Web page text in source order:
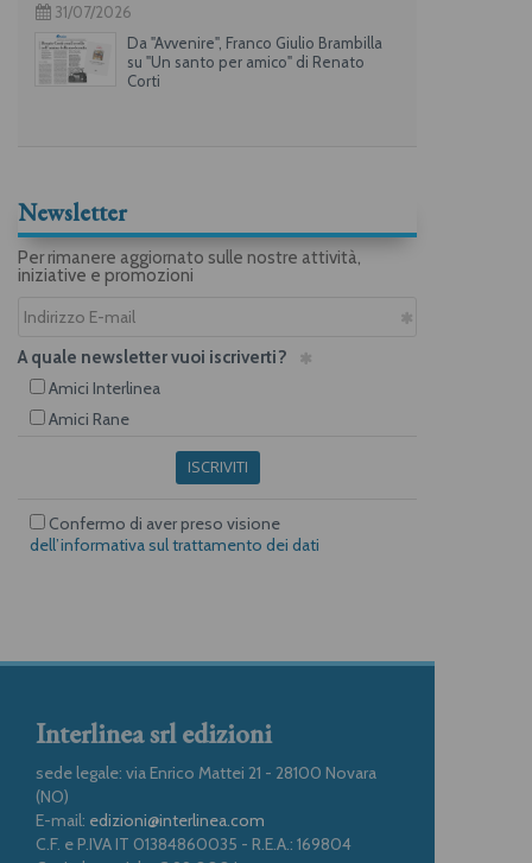
31/07/2026
Da "Avvenire", Franco Giulio Brambilla
su "Un santo per amico" di Renato
Corti
Newsletter
Per rimanere aggiornato sulle nostre attività,
iniziative e promozioni
A quale newsletter vuoi iscriverti?
Amici Interlinea
Amici Rane
ISCRIVITI
Confermo di aver preso visione
dell’informativa sul trattamento dei dati
Interlinea srl edizioni
sede legale: via Enrico Mattei 21 - 28100 Novara
(NO)
E-mail: edizioni@interlinea.com
C.F. e P.IVA IT 01384860035 - R.E.A.: 169804